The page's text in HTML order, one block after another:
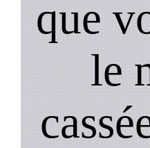
que
le